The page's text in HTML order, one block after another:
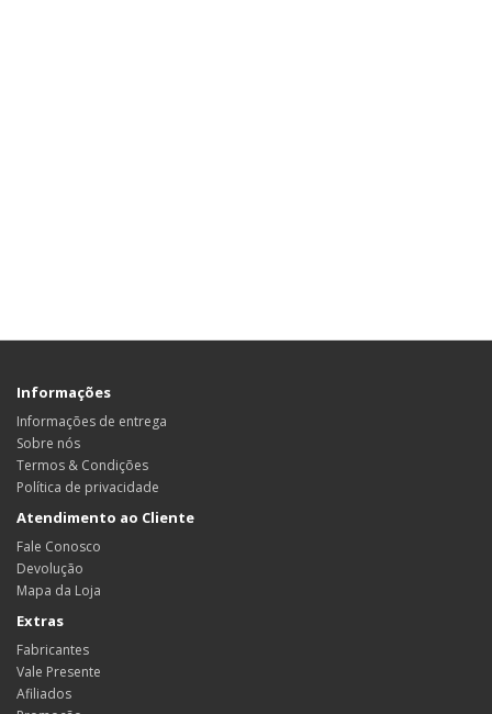
Informações
Informações de entrega
Sobre nós
Termos & Condições
Política de privacidade
Atendimento ao Cliente
Fale Conosco
Devolução
Mapa da Loja
Extras
Fabricantes
Vale Presente
Afiliados